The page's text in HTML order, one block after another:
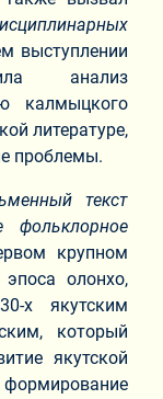
выступлении
анализ
калмыцкого
литературе,
проблемы.
текст
фольклорное
крупном
эпоса олонхо,
х якутским
который
якутской